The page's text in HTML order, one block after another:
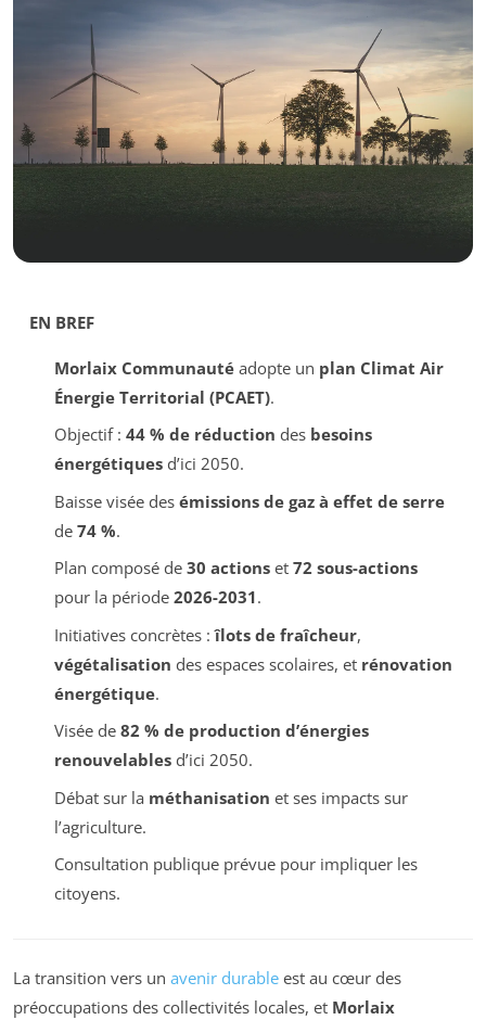
EN BREF
Morlaix Communautéadopte un plan Climat Air
Énergie Territorial (PCAET).
Objectif : 44 % de réduction des besoins
énergétiquesd’ici 2050.
Baisse visée des émissions de gaz à effet de serre
de 74 %.
Plan composé de 30 actionset 72 sous-actions
pour la période 2026-2031.
Initiatives concrètes :îlots de fraîcheur,
végétalisation des espaces scolaires, et rénovation
énergétique.
Visée de 82 % de production d’énergies
renouvelablesd’ici 2050.
Débat sur la méthanisation et ses impacts sur
l’agriculture.
Consultation publique prévue pour impliquer les
citoyens.
La transition vers un avenir durable est au cœur des
préoccupations des collectivités locales, et Morlaix